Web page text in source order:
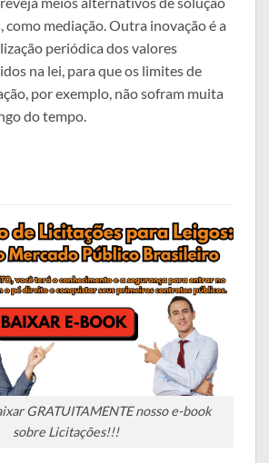
como mediação. Outra inovação é a
periódica dos valores
na lei, para que os limites de
por exemplo, não sofram muita
do tempo.
GRATUITAMENTE nosso e-book
sobre Licitações!!!